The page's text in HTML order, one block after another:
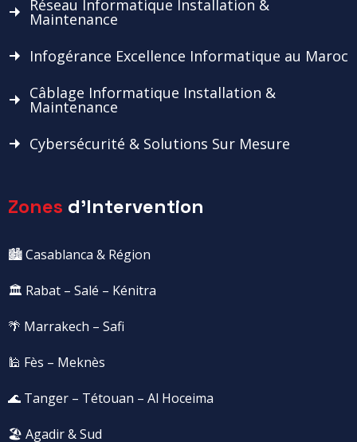
Réseau Informatique Installation &
Maintenance
Infogérance Excellence Informatique au Maroc
Câblage Informatique Installation &
Maintenance
Cybersécurité & Solutions Sur Mesure
Zones d'Intervention
🏙️ Casablanca & Région
🏛️ Rabat – Salé – Kénitra
🌴 Marrakech – Safi
🕌 Fès – Meknès
🌊 Tanger – Tétouan – Al Hoceima
🏖️ Agadir & Sud